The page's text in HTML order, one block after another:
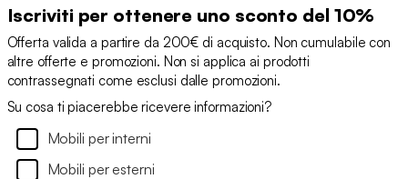
Iscriviti per ottenere uno sconto del 10%
Offerta valida a partire da 200€ di acquisto. Non cumulabile con
altre offerte e promozioni. Non si applica ai prodotti
contrassegnati come esclusi dalle promozioni.
Su cosa ti piacerebbe ricevere informazioni?
Mobili per interni
Mobili per esterni